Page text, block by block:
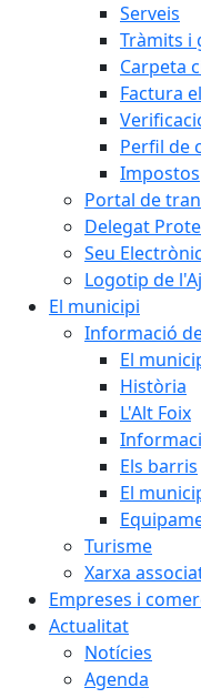
Serveis
Tràmits i
Carpeta
Factura
Perfil de
Impostos
Portal de
Delegat
Seu
Logotip de
El municipi
Informació
El
Història
L'Alt Foix
Els barris
El
Turisme
Xarxa
Empreses i
Actualitat
Notícies
Agenda